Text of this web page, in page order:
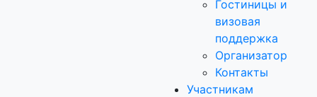
Гостиницы и
визовая
поддержка
Организатор
Контакты
Участникам